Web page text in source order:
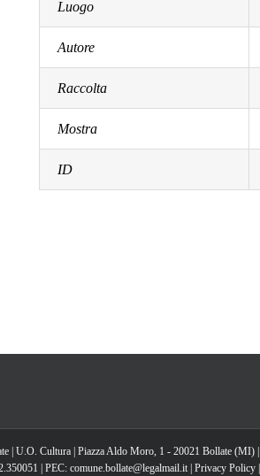
Luogo
Autore
Raccolta
Mostra
ID
| U.O. Cultura | Piazza Aldo Moro, 1 - 20021 Bollate (MI)
| PEC: comune.bollate@legalmail.it | Privacy Policy